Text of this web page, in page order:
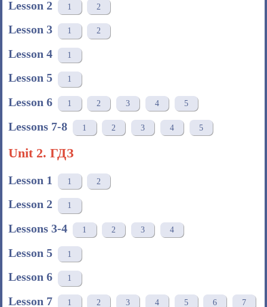
Lesson 2 1 2
Lesson 3 1 2
Lesson 4 1
Lesson 5 1
Lesson 6 1 2 3 4 5
Lessons 7-8 1 2 3 4 5
Unit 2. ГДЗ
Lesson 1 1 2
Lesson 2 1
Lessons 3-4 1 2 3 4
Lesson 5 1
Lesson 6 1
Lesson 7 1 2 3 4 5 6 7